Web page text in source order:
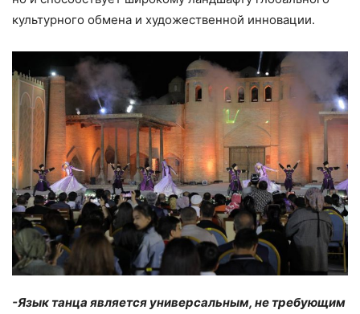
культурного обмена и художественной инновации.
-Язык танца является универсальным, не требующим